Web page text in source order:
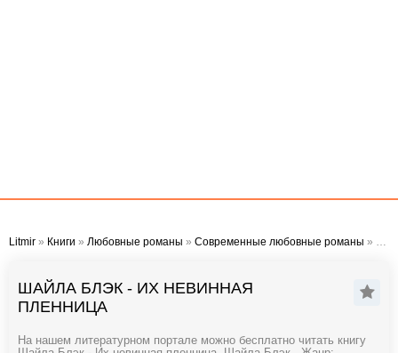
Litmir » Книги » Любовные романы » Современные любовные романы » Шайла Блэк - Их невинная пленница
ШАЙЛА БЛЭК - ИХ НЕВИННАЯ
ПЛЕННИЦА
На нашем литературном портале можно бесплатно читать книгу